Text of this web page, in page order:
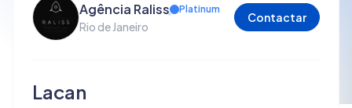
Agência Raliss Platinum
Rio de Janeiro
Contactar
Lacan